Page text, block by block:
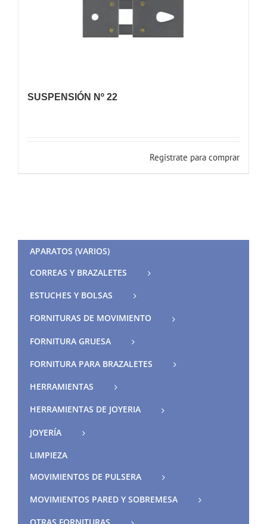
SUSPENSIÓN Nº 22
Registrate para comprar
APARATOS (VARIOS)
CORREAS Y BRAZALETES
ESTUCHES Y BOLSAS
FORNITURAS DE MOVIMIENTO
FORNITURA GRUESA
FORNITURA PARA BRAZALETES
HERRAMIENTAS
HERRAMIENTAS DE JOYERIA
JOYERÍA
LIMPIEZA
MOVIMIENTOS DE PULSERA
MOVIMIENTOS PARED Y SOBREMESA